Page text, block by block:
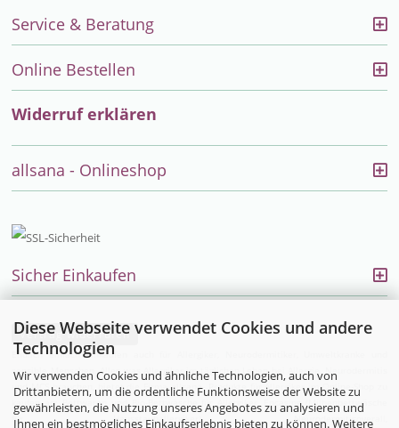
Diese Webseite verwendet Cookies und andere
Technologien
Wir verwenden Cookies und ähnliche Technologien, auch von
Drittanbietern, um die ordentliche Funktionsweise der Website zu
gewährleisten, die Nutzung unseres Angebotes zu analysieren und
Ihnen ein bestmögliches Einkaufserlebnis bieten zu können. Weitere
Service & Beratung
Online Bestellen
Widerruf erklären
allsana - Onlineshop
Sicher Einkaufen
Vertrag widerrufen
Endlich einfach einkaufen auch für Allergiker, Neurodermitiker, Umweltkranke und
sensible Menschen. Alles was Allergiker im täglichen Leben bei Allergie, Neurodermitis
und MCS brauchen, bietet die Firma allsana- Produkte für Allergiker im Online-Shop zu
kaufen an: Bettwaren und für Allergiker,
Encasing (Milbenbettwäsche
für Hausstauballergiker), Neurodermitisoverall